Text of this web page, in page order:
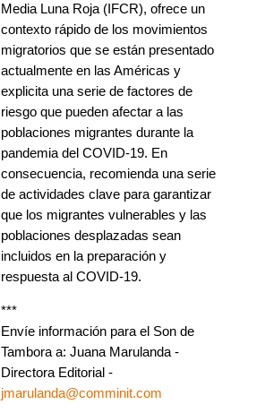
Media Luna Roja (IFCR), ofrece un
contexto rápido de los movimientos
migratorios que se están presentado
actualmente en las Américas y
explicita una serie de factores de
riesgo que pueden afectar a las
poblaciones migrantes durante la
pandemia del COVID-19. En
consecuencia, recomienda una serie
de actividades clave para garantizar
que los migrantes vulnerables y las
poblaciones desplazadas sean
incluidos en la preparación y
respuesta al COVID-19.
***
Envíe información para el Son de
Tambora a: Juana Marulanda -
Directora Editorial -
jmarulanda@comminit.com